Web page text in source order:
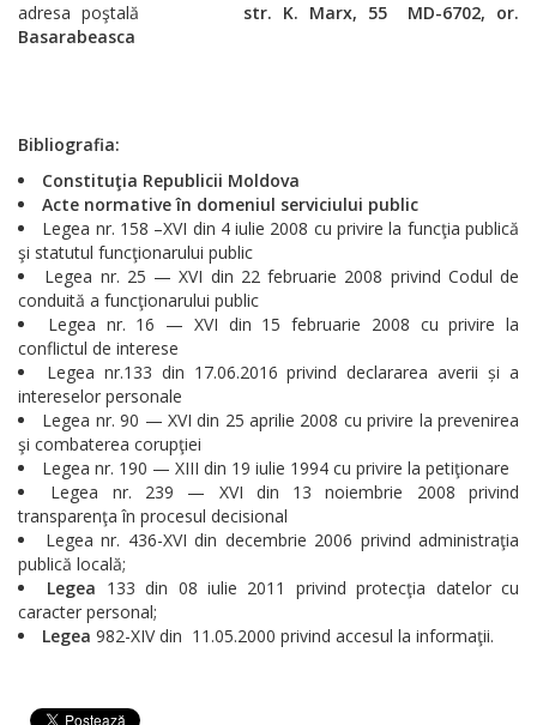
adresa poştală str. K. Marx, 55 MD-6702, or.
Basarabeasca
Bibliografia:
Constituţia Republicii Moldova
Acte normative în domeniul serviciului public
Legea nr. 158 –XVI din 4 iulie 2008 cu privire la funcţia publică
şi statutul funcţionarului public
Legea nr. 25 — XVI din 22 februarie 2008 privind Codul de
conduită a funcţionarului public
Legea nr. 16 — XVI din 15 februarie 2008 cu privire la
conflictul de interese
Legea nr.133 din 17.06.2016 privind declararea averii și a
intereselor personale
Legea nr. 90 — XVI din 25 aprilie 2008 cu privire la prevenirea
şi combaterea corupţiei
Legea nr. 190 — XIII din 19 iulie 1994 cu privire la petiţionare
Legea nr. 239 — XVI din 13 noiembrie 2008 privind
transparenţa în procesul decisional
Legea nr. 436-XVI din decembrie 2006 privind administraţia
publică locală;
Legea 133 din 08 iulie 2011 privind protecţia datelor cu
caracter personal;
Legea 982-XIV din 11.05.2000 privind accesul la informaţii.